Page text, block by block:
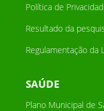
Política de
Resultado da
Regulamentação da
SAÚDE
Plano Municipal de